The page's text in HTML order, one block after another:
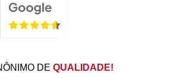
DEQUALIDADE!